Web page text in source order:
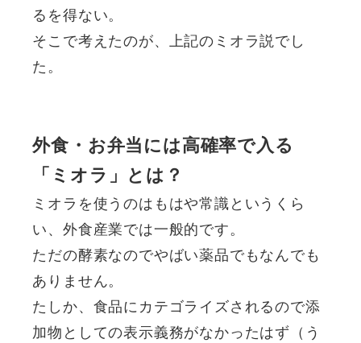
るを得ない。
そこで考えたのが、上記のミオラ説でし
た。
外食・お弁当には高確率で入る
「ミオラ」とは？
ミオラを使うのはもはや常識というくら
い、外食産業では一般的です。
ただの酵素なのでやばい薬品でもなんでも
ありません。
たしか、食品にカテゴライズされるので添
加物としての表示義務がなかったはず（う